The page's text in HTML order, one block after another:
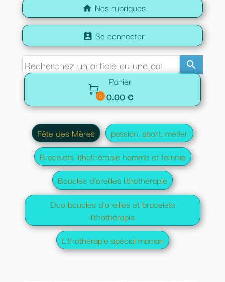
home Nos rubriques
search
perm_contact_calendar Se connecter

0
Panier
0.00 €
Fête des Mères
passion, sport, métier
Bracelets lithothérapie homme et femme
Boucles d'oreilles lithothérapie
Duo boucles d'oreilles et bracelets
lithothérapie
Lithothérapie spécial maman